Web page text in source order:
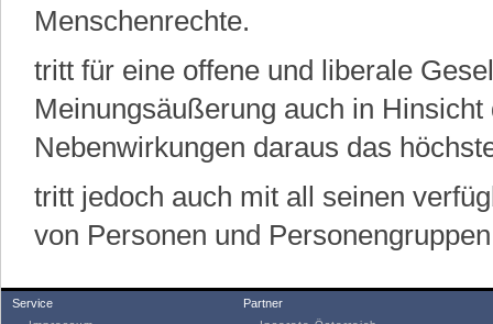
Menschenrechte.
tritt für eine offene und liberale
Meinungsäußerung auch in
Nebenwirkungen daraus das
tritt jedoch auch mit all seinen
von Personen und
Service Partner